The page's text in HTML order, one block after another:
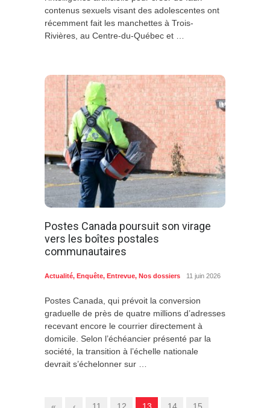
contenus sexuels visant des adolescentes ont
récemment fait les manchettes à Trois-
Rivières, au Centre-du-Québec et …
Postes Canada poursuit son virage
vers les boîtes postales
communautaires
Actualité, Enquête, Entrevue, Nos dossiers 11 juin 2026
Postes Canada, qui prévoit la conversion
graduelle de près de quatre millions d’adresses
recevant encore le courrier directement à
domicile. Selon l’échéancier présenté par la
société, la transition à l’échelle nationale
devrait s’échelonner sur …